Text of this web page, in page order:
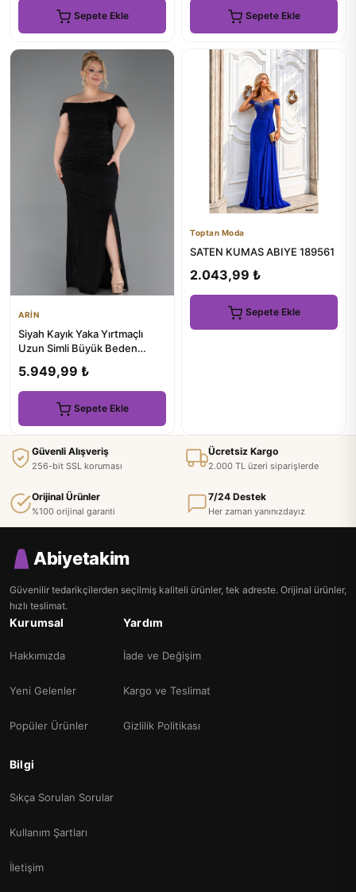
Sepete Ekle Sepete Ekle
ARİN
Siyah Kayık Yaka Yırtmaçlı
Uzun Simli Büyük Beden
5.949,99 ₺
Sepete Ekle
Toptan Moda
SATEN KUMAS ABIYE 189561
2.043,99 ₺
Sepete Ekle
Güvenli Alışveriş
256-bit SSL koruması
Ücretsiz Kargo
2.000 TL üzeri siparişlerde
Orijinal Ürünler
%100 orijinal garanti
7/24 Destek
Her zaman yanınızdayız
Abiyetakim
Güvenilir tedarikçilerden seçilmiş kaliteli ürünler, tek adreste. Orijinal ürünler,
hızlı teslimat.
Kurumsal
Hakkımızda
Yeni Gelenler
Popüler Ürünler
Yardım
İade ve Değişim
Kargo ve Teslimat
Gizlilik Politikası
Bilgi
Sıkça Sorulan Sorular
Kullanım Şartları
İletişim